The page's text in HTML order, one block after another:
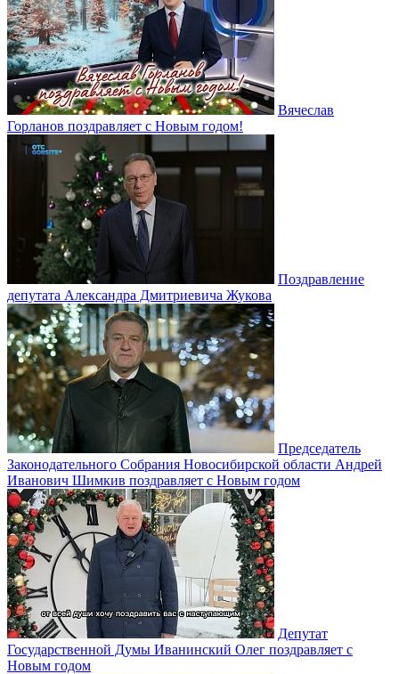
Вячеслав
Горланов поздравляет с Новым годом!
Поздравление
депутата Александра Дмитриевича Жукова
Председатель
Законодательного Собрания Новосибирской области Андрей
Иванович Шимкив поздравляет с Новым годом
Депутат
Государственной Думы Иванинский Олег поздравляет с
Новым годом